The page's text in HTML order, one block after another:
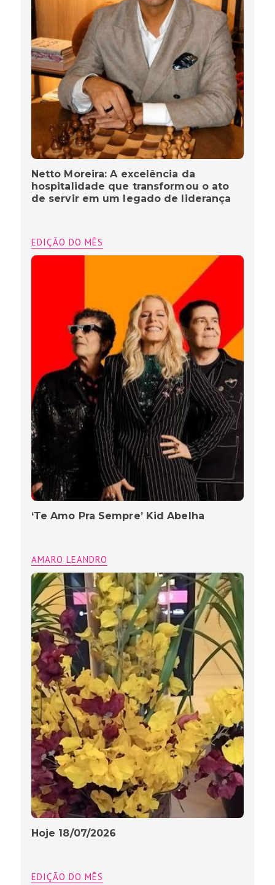
Netto Moreira: A excelência da
hospitalidade que transformou o ato
de servir em um legado de liderança
EDIÇÃO DO MÊS
‘Te Amo Pra Sempre’ Kid Abelha
AMARO LEANDRO
Hoje 18/07/2026
EDIÇÃO DO MÊS